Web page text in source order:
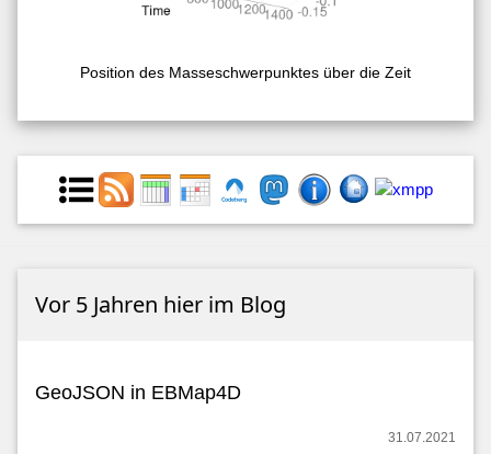
Position des Masseschwerpunktes über die Zeit
Vor 5 Jahren hier im Blog
GeoJSON in EBMap4D
31.07.2021